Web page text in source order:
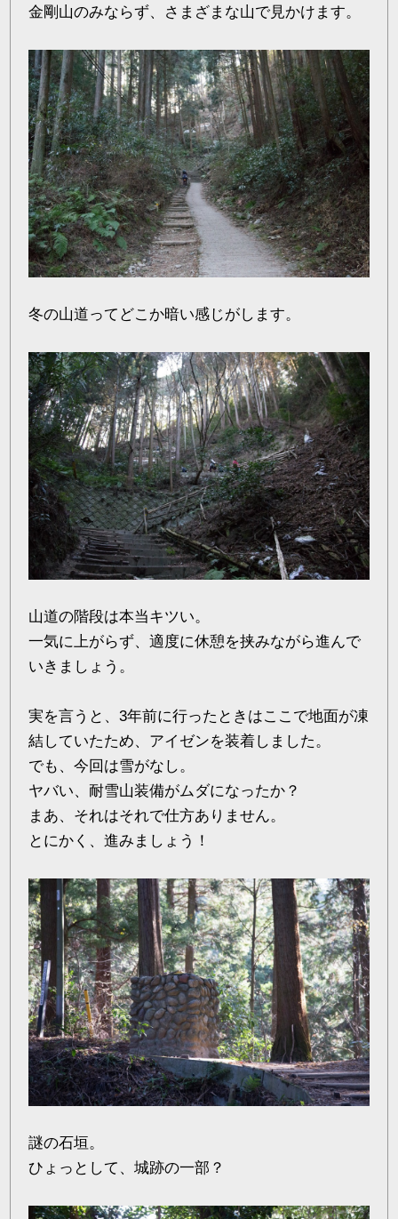
金剛山のみならず、さまざまな山で見かけます。
冬の山道ってどこか暗い感じがします。
山道の階段は本当キツい。
一気に上がらず、適度に休憩を挟みながら進んで
いきましょう。
実を言うと、3年前に行ったときはここで地面が凍
結していたため、アイゼンを装着しました。
でも、今回は雪がなし。
ヤバい、耐雪山装備がムダになったか？
まあ、それはそれで仕方ありません。
とにかく、進みましょう！
謎の石垣。
ひょっとして、城跡の一部？